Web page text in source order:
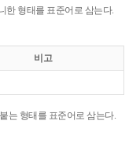
한 형태를 표준어로 삼는다.
비고
는 형태를 표준어로 삼는다.